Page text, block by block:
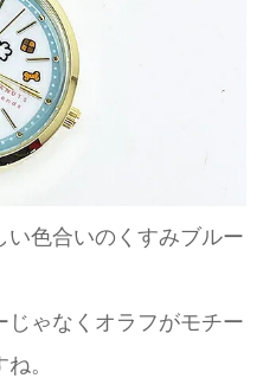
色合いのくすみブルー
ゃなくオラフがモチー
。